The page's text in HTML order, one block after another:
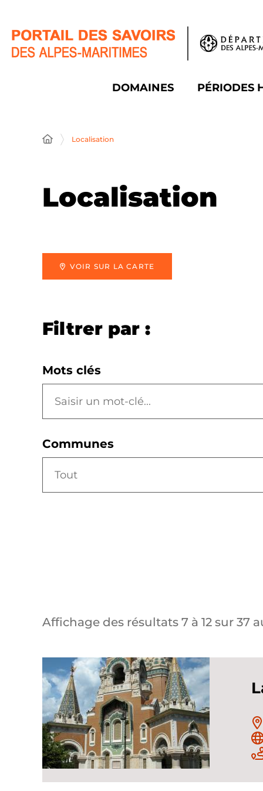
DOMAINES PÉRIODES
Localisation
Localisation
VOIR SUR LA CARTE
Filtrer par :
Mots clés
Communes
Tout
Affichage des résultats 7 à 12 sur 37